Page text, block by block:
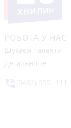
РОБОТА У НАС
Шукаєм таланти
Детальніше